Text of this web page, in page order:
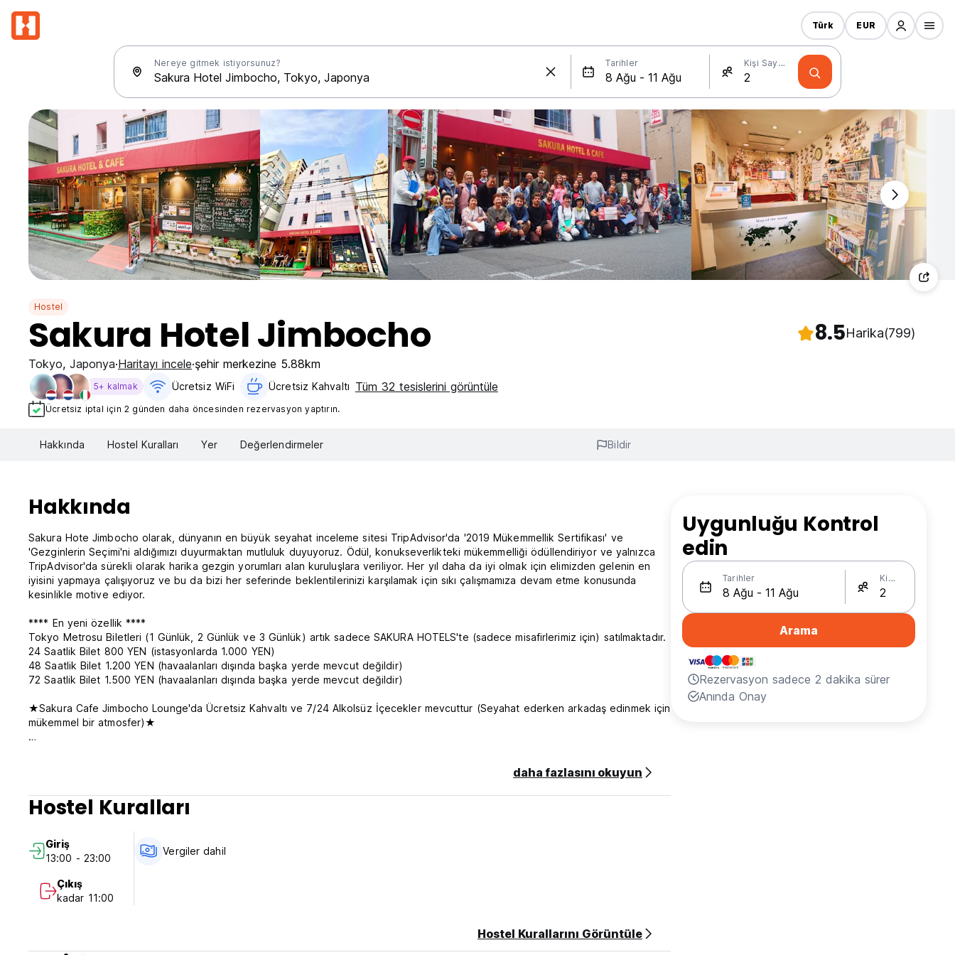
Nereye gitmek istiyorsunuz? Tarihler Kişi Sayısı
Türk EUR
Hostel
Sakura Hotel Jimbocho 8.5Harika(799)
Tokyo, Japonya Haritayı incele şehir merkezine 5.88km
5+ kalmak Ücretsiz WiFi Ücretsiz Kahvaltı‎ Tüm 32 tesislerini görüntüle
Ücretsiz iptal için 2 günden daha öncesinden rezervasyon yaptırın.
Hakkında Hostel Kuralları Yer Değerlendirmeler Bildir
Hakkında
Sakura Hote Jimbocho olarak, dünyanın en büyük seyahat inceleme sitesi TripAdvisor'da '2019 Mükemmellik Sertifikası' ve
'Gezginlerin Seçimi'ni aldığımızı duyurmaktan mutluluk duyuyoruz. Ödül, konukseverlikteki mükemmelliği ödüllendiriyor ve yalnızca
TripAdvisor'da sürekli olarak harika gezgin yorumları alan kuruluşlara veriliyor. Her yıl daha da iyi olmak için elimizden gelenin en
iyisini yapmaya çalışıyoruz ve bu da bizi her seferinde beklentilerinizi karşılamak için sıkı çalışmamıza devam etme konusunda
kesinlikle motive ediyor.
**** En yeni özellik ****
Tokyo Metrosu Biletleri (1 Günlük, 2 Günlük ve 3 Günlük) artık sadece SAKURA HOTELS'te (sadece misafirlerimiz için) satılmaktadır.
24 Saatlik Bilet 800 YEN (istasyonlarda 1.000 YEN)
48 Saatlik Bilet 1.200 YEN (havaalanları dışında başka yerde mevcut değildir)
72 Saatlik Bilet 1.500 YEN (havaalanları dışında başka yerde mevcut değildir)
★Sakura Cafe Jimbocho Lounge'da Ücretsiz Kahvaltı ve 7/24 Alkolsüz İçecekler mevcuttur (Seyahat ederken arkadaş edinmek için
mükemmel bir atmosfer)★
Tokyo'nun tam kalbi olan Chiyoda-ku(koğuş)'ta bulunuyoruz. İmparatorluk Sarayı, Tokyo Kubbesi, Budokan Salonu ve Akihabara
Electric City yürüme mesafesindedir ve Shinjuku, Shibuya ve Harajuku gibi Tokyo'nun büyük şehirlerinin tümüne metroyla kolayca
Tek kişilik, çift kişilik ve ikiz odalar olmak üzere 4 tip odamız bulunmaktadır. Ayrıca sırt çantalı gezginler için mükemmel olan
yatakhane tarzında ranzalı ortak odalarımız da bulunmaktadır. (Yurt odalarımız aileler ve gruplar tarafından kullanılabilir.)
Her odada TV, telefon, ücretsiz internet (wi-fi) ve klima bulunmakta olup, her katta ortak tuvalet, duş ve lavabo bulunmaktadır.
Lobide bulunan 24 saat açık bar ve kafe, dinlenmek için harika bir mekandır. Çok çeşitli çaylar, kahveler ve aromalı lattelerin yanı
Yıl boyunca çeşitli etkinlikler ve atölyeler düzenleyerek sadece rahat odalar/yataklar sunmakla kalmıyor, aynı zamanda kültürler
daha fazlasını okuyun
Hostel Kuralları
Giriş
13:00 - 23:00
Çıkış
kadar 11:00
Vergiler dahil
Hostel Kurallarını Görüntüle
Uygunluğu Kontrol
edin
Tarihler Kişi Sayısı
Arama
Rezervasyon sadece 2 dakika sürer
Anında Onay